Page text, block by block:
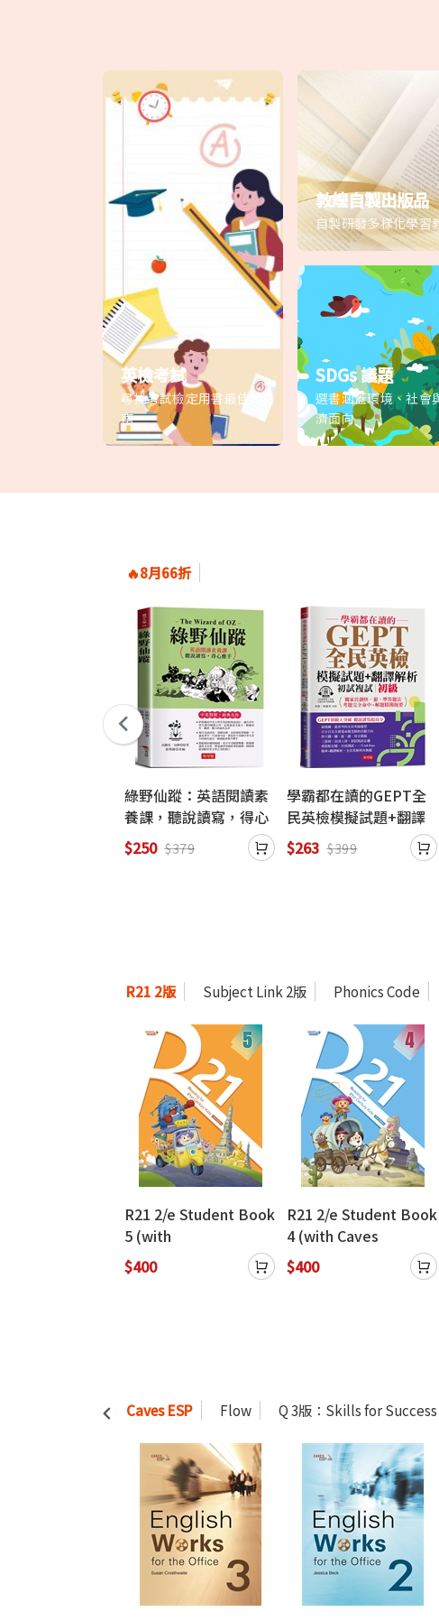
英檢考試
尋找考試檢定用書最佳指
南
敦煌自製出版品
自製研發多樣化學習
SDGs 議題
選書涵蓋環境、社會
濟面向
🔥8月66折
綠野仙蹤：英語閱讀素
養課，聽說讀寫，得心
應手(附贈線上MP3)
$250 $379
學霸都在讀的GEPT全
民英檢模擬試題+翻譯
解析 (初試複試) 初級
$263 $399
R21 2版 Subject Link 2版 Phonics Code
R21 2/e Student Book
5 (with
CavesWebSource+Ca
ves Online Practice)
$400
R21 2/e Student Book
4 (with Caves
WebSource+Caves
Online Practice)
$400
Caves ESP Flow Q 3版：Skills for